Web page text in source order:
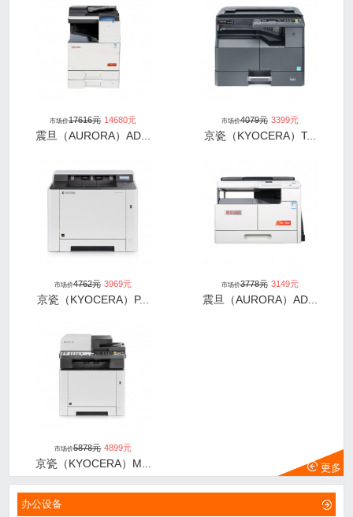
市场价17616元 14680元
震旦（AURORA）AD...
市场价4079元 3399元
京瓷（KYOCERA）T...
市场价4762元 3969元
京瓷（KYOCERA）P...
市场价3778元 3149元
震旦（AURORA）AD...
市场价5878元 4899元
京瓷（KYOCERA）M... 更多
办公设备